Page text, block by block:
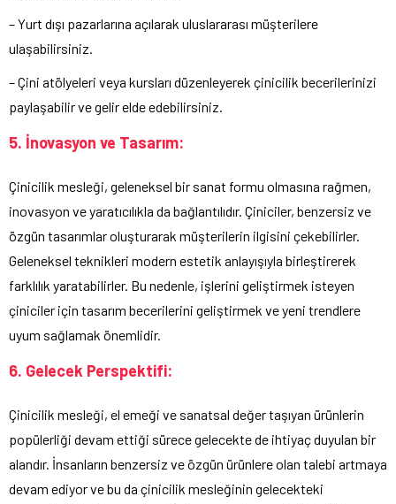
– Yurt dışı pazarlarına açılarak uluslararası müşterilere
ulaşabilirsiniz.
– Çini atölyeleri veya kursları düzenleyerek çinicilik becerilerinizi
paylaşabilir ve gelir elde edebilirsiniz.
5. İnovasyon ve Tasarım:
Çinicilik mesleği, geleneksel bir sanat formu olmasına rağmen,
inovasyon ve yaratıcılıkla da bağlantılıdır. Çiniciler, benzersiz ve
özgün tasarımlar oluşturarak müşterilerin ilgisini çekebilirler.
Geleneksel teknikleri modern estetik anlayışıyla birleştirerek
farklılık yaratabilirler. Bu nedenle, işlerini geliştirmek isteyen
çiniciler için tasarım becerilerini geliştirmek ve yeni trendlere
uyum sağlamak önemlidir.
6. Gelecek Perspektifi:
Çinicilik mesleği, el emeği ve sanatsal değer taşıyan ürünlerin
popülerliği devam ettiği sürece gelecekte de ihtiyaç duyulan bir
alandır. İnsanların benzersiz ve özgün ürünlere olan talebi artmaya
devam ediyor ve bu da çinicilik mesleğinin gelecekteki